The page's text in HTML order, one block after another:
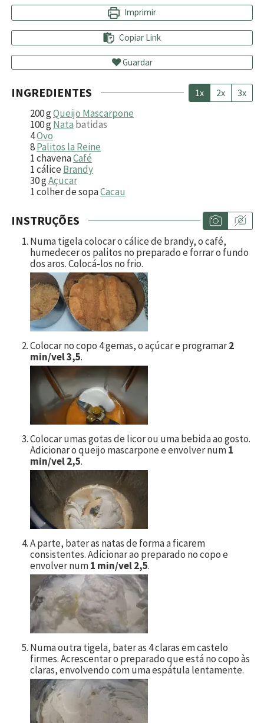
Imprimir
Copiar Link
Guardar
INGREDIENTES 1x 2x 3x
200gQueijo Mascarpone
100gNata batidas
4Ovo
8Palitos la Reine
1chavenaCafé
1cáliceBrandy
30gAçucar
1colher de sopaCacau
INSTRUÇÕES
Numa tigela colocar o cálice de brandy, o café,
humedecer os palitos no preparado e forrar o fundo
dos aros. Colocá-los no frio.
Colocar no copo 4 gemas, o açúcar e programar2
min/vel 3,5.
Colocar umas gotas de licor ou uma bebida ao gosto.
Adicionar o queijo mascarpone e envolver num1
min/vel 2,5.
A parte, bater as natas de forma a ficarem
consistentes. Adicionar ao preparado no copo e
envolver num1 min/vel 2,5.
Numa outra tigela, bater as 4 claras em castelo
firmes. Acrescentar o preparado que está no copo às
claras, envolvendo com uma espátula lentamente.